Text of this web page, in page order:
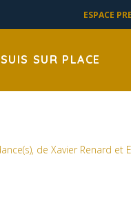
ESPACE
SUR PLACE
de Xavier Renard et